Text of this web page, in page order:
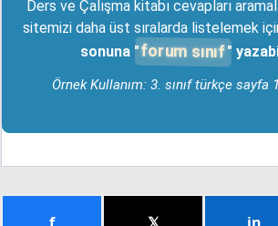
Ders ve Çalışma kitabı cevapları
sitemizi daha üst sıralarda listelemek
sonuna " forum sınıf "
Örnek Kullanım: 3. sınıf türkçe sayfa